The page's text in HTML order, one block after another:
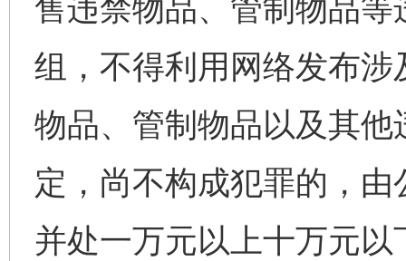
售违禁物品、管制物品
组，不得利用网络发布
物品、管制物品以及其
定，尚不构成犯罪的，
并处一万元以上十万元